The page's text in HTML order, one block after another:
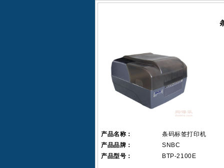
产品名称：
条码标签打印机
产品品牌：
SNBC
产品型号：
BTP-2100E